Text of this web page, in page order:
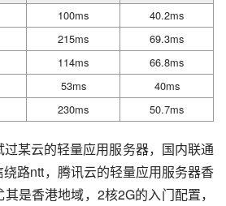
100ms
40.2ms
215ms
69.3ms
114ms
66.8ms
53ms
40ms
230ms 50.7ms
某云的轻量应用服务器，国内联通
路ntt，腾讯云的轻量应用服务器香
是香港地域，2核2G的入门配置，